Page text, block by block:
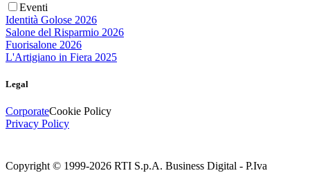
Eventi
Identità Golose 2026
Salone del Risparmio 2026
Fuorisalone 2026
L'Artigiano in Fiera 2025
Legal
CorporateCookie Policy
Privacy Policy
Copyright © 1999-2026 RTI S.p.A. Business Digital - P.Iva